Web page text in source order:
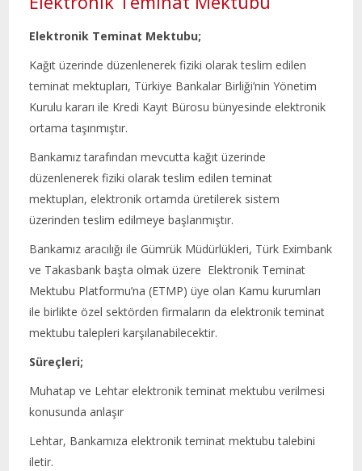
Elektronik Teminat Mektubu;
Kağıt üzerinde düzenlenerek fiziki olarak teslim edilen
teminat mektupları, Türkiye Bankalar Birliği’nin Yönetim
Kurulu kararı ile Kredi Kayıt Bürosu bünyesinde elektronik
ortama taşınmıştır.
Bankamız tarafından mevcutta kağıt üzerinde
düzenlenerek fiziki olarak teslim edilen teminat
mektupları, elektronik ortamda üretilerek sistem
üzerinden teslim edilmeye başlanmıştır.
Bankamız aracılığı ile Gümrük Müdürlükleri, Türk Eximbank
ve Takasbank başta olmak üzere Elektronik Teminat
Mektubu Platformu’na (ETMP) üye olan Kamu kurumları
ile birlikte özel sektörden firmaların da elektronik teminat
mektubu talepleri karşılanabilecektir.
Süreçleri;
Muhatap ve Lehtar elektronik teminat mektubu verilmesi
konusunda anlaşır
Lehtar, Bankamıza elektronik teminat mektubu talebini
iletir.